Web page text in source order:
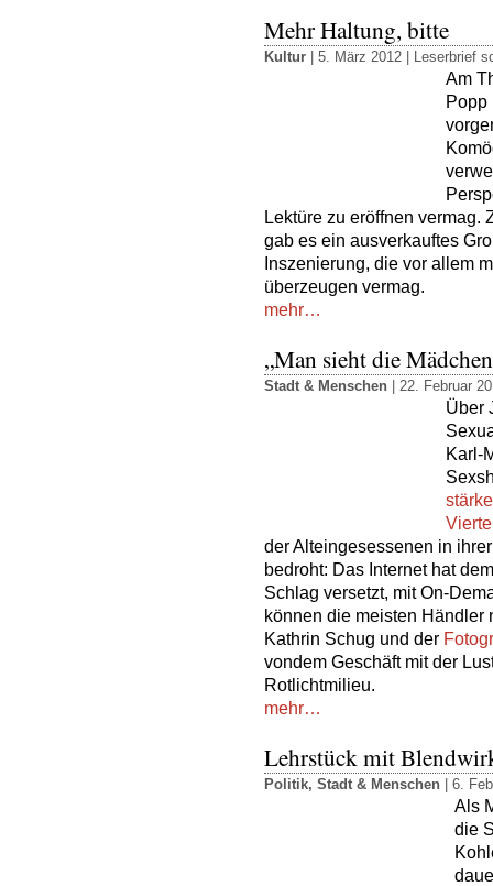
Mehr Haltung, bitte
Kultur | 5. März 2012 | Leserbrief
Am
Popp
Lektüre zu eröffnen vermag.
gab es ein ausverkauftes
Inszenierung, die vor allem
überzeugen vermag.
mehr…
„Man sieht die
Stadt & Menschen | 22. Februar
Über
Karl-
der Alteingesessenen in
bedroht: Das Internet hat
Schlag versetzt, mit On-
können die meisten Händler
Kathrin Schug und der
vondem Geschäft mit der
Rotlichtmilieu.
mehr…
Lehrstück mit
Politik, Stadt & Menschen | 6.
Als
die